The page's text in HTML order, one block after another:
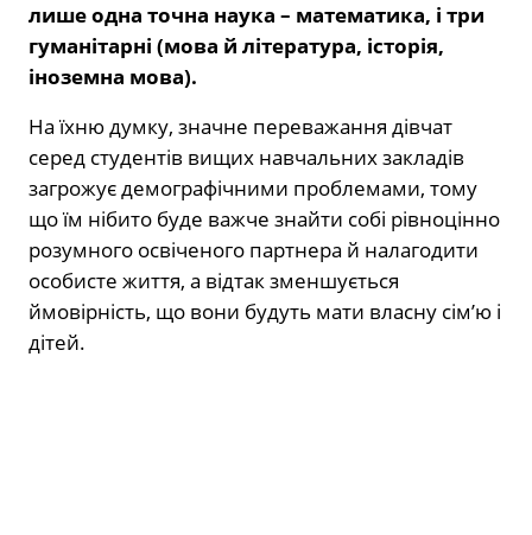
лише одна точна наука – математика, і три
гуманітарні (мова й література, історія,
іноземна мова).
На їхню думку, значне переважання дівчат
серед студентів вищих навчальних закладів
загрожує демографічними проблемами, тому
що їм нібито буде важче знайти собі рівноцінно
розумного освіченого партнера й налагодити
особисте життя, а відтак зменшується
ймовірність, що вони будуть мати власну сім’ю і
дітей.